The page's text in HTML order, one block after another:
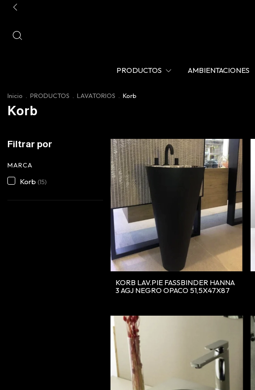
PRODUCTOS AMBIENTACIONES
Inicio PRODUCTOS LAVATORIOS Korb
Korb
Filtrar por
MARCA
Korb (15)
KORB LAV.PIE FASSBINDER HANNA
3 AGJ NEGRO OPACO 51,5X47X87